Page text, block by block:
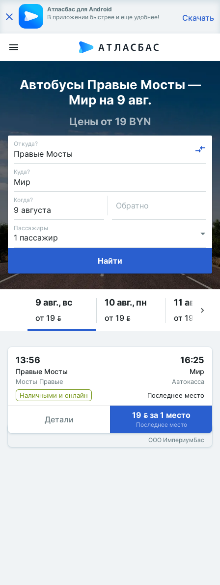
Атласбас для Android
В приложении быстрее и еще удобнее!
Скачать
Автобусы Правые Мосты —
Мир на 9 авг.
Цены от 19 BYN
Откуда?
Куда?
Когда?
Обратно
Пассажиры
Найти
9 авг., вс
от 19 
10 авг., пн
от 19 
11 авг., вт
от 19 
13:56
Правые Мосты
Мосты Правые
16:25
Мир
Автокасса
Наличными и онлайн
Последнее место
Детали 19  за 1 место
Последнее место
ООО ИмпериумБас